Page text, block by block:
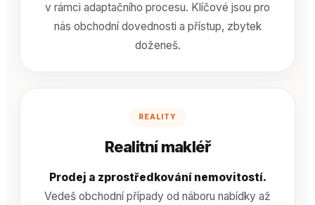
v rámci adaptačního procesu. Klíčové jsou pro
nás obchodní dovednosti a přístup, zbytek
doženeš.
REALITY
Realitní makléř
Prodej a zprostředkování nemovitostí.
Vedeš obchodní případy od náboru nabídky až